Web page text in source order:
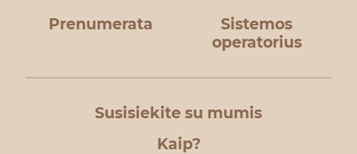
Prenumerata
Sistemos
operatorius
Susisiekite su mumis
Kaip?